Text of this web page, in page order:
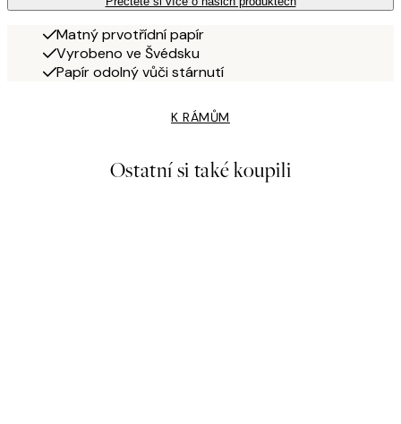
Matný prvotřídní papír
Vyrobeno ve Švédsku
Papír odolný vůči stárnutí
K RÁMŮM
Ostatní si také koupili